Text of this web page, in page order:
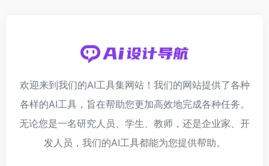
欢迎来到我们的AI工具集网站！我们的网站提供了各种
各样的AI工具，旨在帮助您更加高效地完成各种任务。
无论您是一名研究人员、学生、教师，还是企业家、开
发人员，我们的AI工具都能为您提供帮助。